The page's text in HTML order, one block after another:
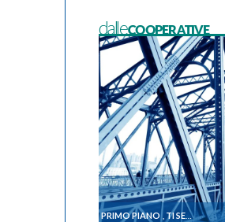
dalleCOOPERATIVE
PRIMO PIANO TI SEGNALIAMO